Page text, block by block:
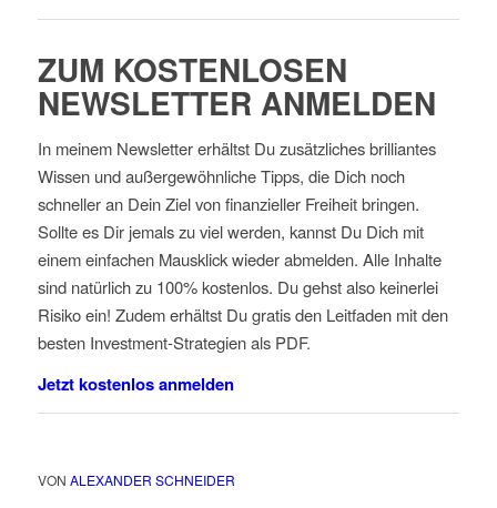
ZUM KOSTENLOSEN
NEWSLETTER ANMELDEN
In meinem Newsletter erhältst Du zusätzliches brilliantes
Wissen und außergewöhnliche Tipps, die Dich noch
schneller an Dein Ziel von finanzieller Freiheit bringen.
Sollte es Dir jemals zu viel werden, kannst Du Dich mit
einem einfachen Mausklick wieder abmelden. Alle Inhalte
sind natürlich zu 100% kostenlos. Du gehst also keinerlei
Risiko ein! Zudem erhältst Du gratis den Leitfaden mit den
besten Investment-Strategien als PDF.
Jetzt kostenlos anmelden
VON ALEXANDER SCHNEIDER